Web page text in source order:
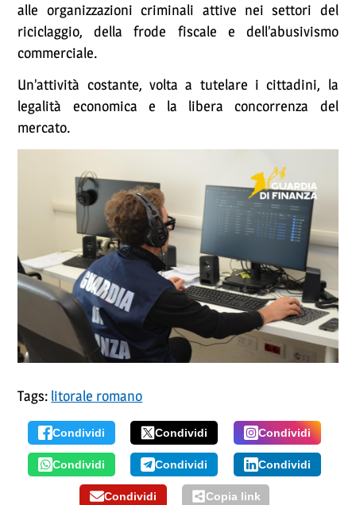
alle organizzazioni criminali attive nei settori del
riciclaggio, della frode fiscale e dell’abusivismo
commerciale.
Un’attività costante, volta a tutelare i cittadini, la
legalità economica e la libera concorrenza del
mercato.
Tags: litorale romano
Condividi Condividi Condividi
Condividi Condividi Condividi
Condividi Copia link